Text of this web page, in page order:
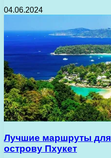
04.06.2024
Лучшие маршруты для
острову Пхукет